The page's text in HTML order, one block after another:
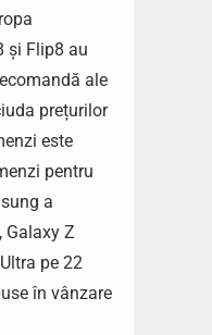
și Flip8 au
ale
prețurilor
este
pentru
a
Galaxy Z
pe 22
în vânzare